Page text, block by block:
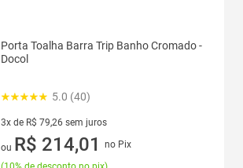
Porta Toalha Barra Trip Banho Cromado -
Docol
5.0 (40)
3x de R$ 79,26 sem juros
3 vez de R$ 79,26 sem juros
ou R$ 214,01
no Pix